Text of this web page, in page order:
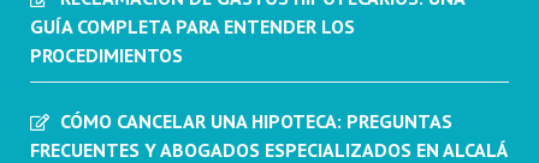
GUÍA COMPLETA PARA ENTENDER LOS
PROCEDIMIENTOS
CÓMO CANCELAR UNA HIPOTECA: PREGUNTAS
FRECUENTES Y ABOGADOS ESPECIALIZADOS EN ALCALÁ